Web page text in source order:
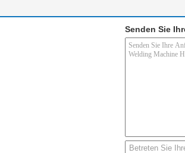
Senden Sie